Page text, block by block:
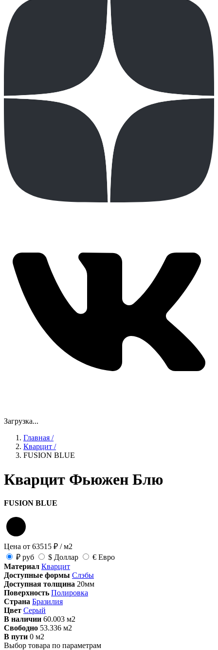
Загрузка...
Главная /
Кварцит /
FUSION BLUE
Кварцит Фьюжен Блю
FUSION BLUE
Цена от 63515 ₽ / м2
₽ руб $ Доллар € Евро
Материал Кварцит
Доступные формы Слэбы
Доступная толщина 20мм
Поверхность Полировка
Страна Бразилия
Цвет Серый
В наличии 60.003 м2
Свободно 53.336 м2
В пути 0 м2
Выбор товара по параметрам